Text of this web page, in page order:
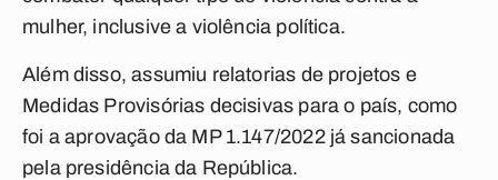
mulher, inclusive a violência política.
Além disso, assumiu relatorias de projetos e
Medidas Provisórias decisivas para o país, como
foi a aprovação da MP 1.147/2022 já sancionada
pela presidência da República.